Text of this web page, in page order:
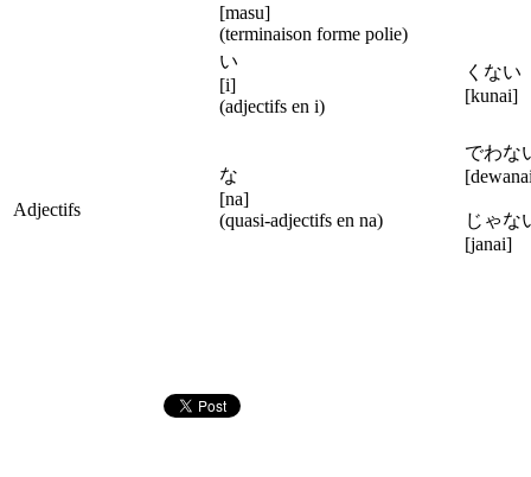
[masu]
(terminaison forme polie)
Adjectifs
い
[i]
(adjectifs en i)
くな
[kunai]
な
[na]
(quasi-adjectifs en na)
でわ
じゃ
[janai]